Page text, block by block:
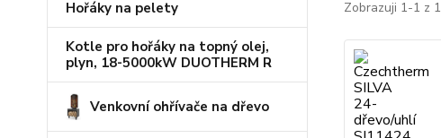
Hořáky na pelety
Kotle pro hořáky na topný olej,
plyn, 18-5000kW DUOTHERM R
Venkovní ohřívače na dřevo
Zobrazuji 1-1 z 1